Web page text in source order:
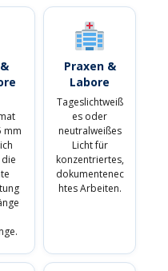
mm
Praxen &
Labore
Tageslichtweiß
es oder
neutralweißes
Licht für
konzentriertes,
dokumentenec
htes Arbeiten.